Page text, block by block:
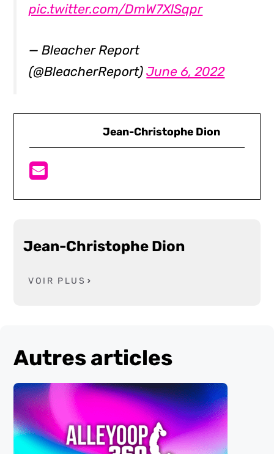
pic.twitter.com/DmW7XlSqpr
— Bleacher Report
(@BleacherReport)June 6, 2022
Jean-Christophe Dion
Jean-Christophe Dion
VOIR PLUS
Autres articles